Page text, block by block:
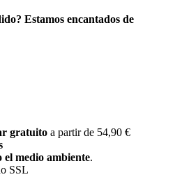
Estamos encantados de
gratuito a partir de 54,90 €
el medio ambiente.
SSL